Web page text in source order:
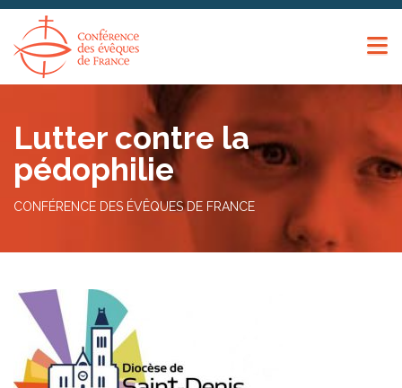
Lutter contre la
pédophilie
CONFÉRENCE DES ÉVÊQUES DE FRANCE
Panneau de gestion des cookies